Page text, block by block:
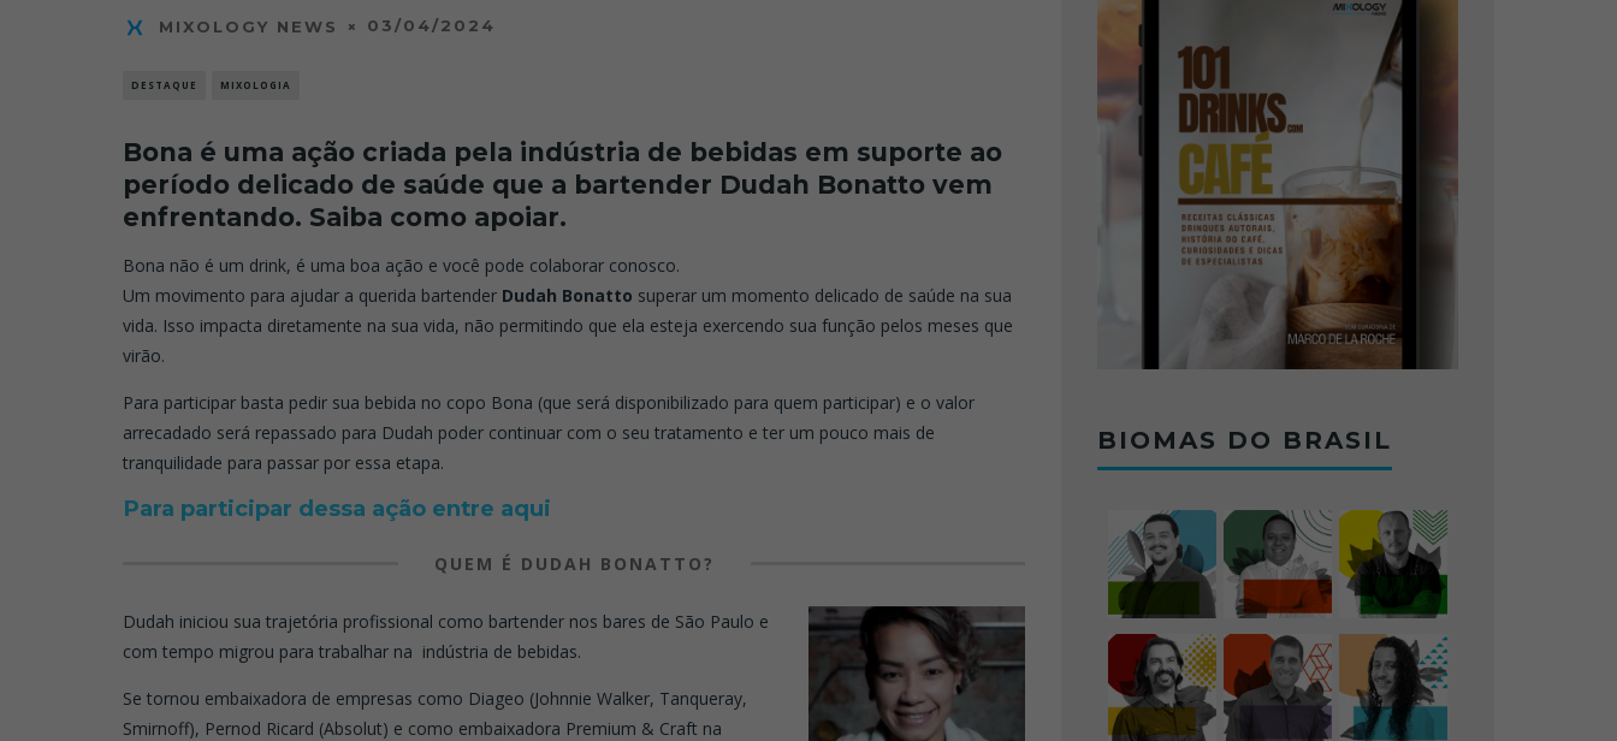
MIXOLOGY NEWS 03/04/2024
DESTAQUE MIXOLOGIA
Bona é uma ação criada pela indústria de bebidas em suporte ao
período delicado de saúde que a bartender Dudah Bonatto vem
enfrentando. Saiba como apoiar.
Bona não é um drink, é uma boa ação e você pode colaborar conosco.
Um movimento para ajudar a querida bartender Dudah Bonatto superar um momento delicado de saúde na sua
vida. Isso impacta diretamente na sua vida, não permitindo que ela esteja exercendo sua função pelos meses que
virão.
Para participar basta pedir sua bebida no copo Bona (que será disponibilizado para quem participar) e o valor
arrecadado será repassado para Dudah poder continuar com o seu tratamento e ter um pouco mais de
tranquilidade para passar por essa etapa.
Para participar dessa ação entre aqui
QUEM É DUDAH BONATTO?
Dudah iniciou sua trajetória profissional como bartender nos bares de São Paulo e
com tempo migrou para trabalhar na indústria de bebidas.
Se tornou embaixadora de empresas como Diageo (Johnnie Walker, Tanqueray,
Smirnoff), Pernod Ricard (Absolut) e como embaixadora Premium & Craft na
BIOMAS DO BRASIL